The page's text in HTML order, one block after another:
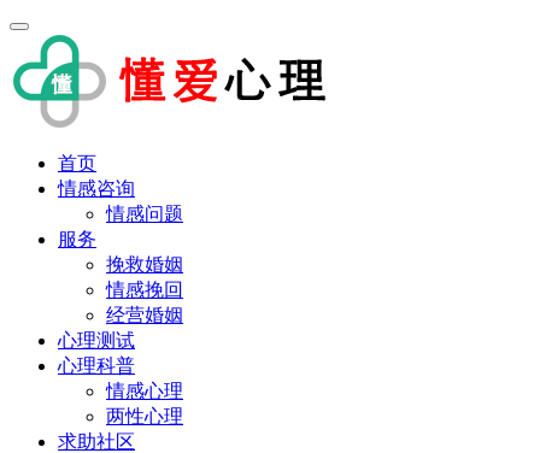
首页
情感咨询
情感问题
服务
挽救婚姻
情感挽回
经营婚姻
心理测试
心理科普
情感心理
两性心理
求助社区